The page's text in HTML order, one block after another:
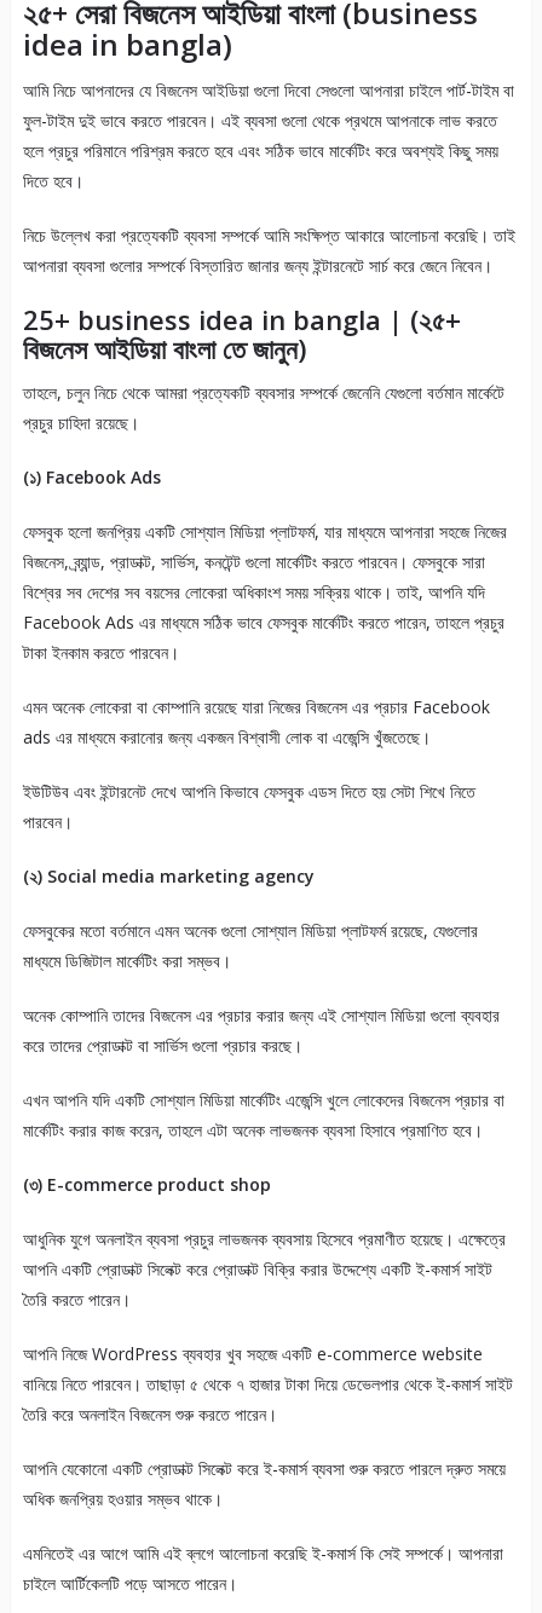
২৫+ সেরা বিজনেস আইডিয়া বাংলা (business
idea in bangla)
আমি নিচে আপনাদের যে বিজনেস আইডিয়া গুলো দিবো সেগুলো আপনারা চাইলে পার্ট-টাইম বা
ফুল-টাইম দুই ভাবে করতে পারবেন। এই ব্যবসা গুলো থেকে প্রথমে আপনাকে লাভ করতে
হলে প্রচুর পরিমানে পরিশ্রম করতে হবে এবং সঠিক ভাবে মার্কেটিং করে অবশ্যই কিছু সময়
দিতে হবে।
নিচে উল্লেখ করা প্রত্যেকটি ব্যবসা সম্পর্কে আমি সংক্ষিপ্ত আকারে আলোচনা করেছি। তাই
আপনারা ব্যবসা গুলোর সম্পর্কে বিস্তারিত জানার জন্য ইন্টারনেটে সার্চ করে জেনে নিবেন।
25+ business idea in bangla | (২৫+
বিজনেস আইডিয়া বাংলা তে জানুন)
তাহলে, চলুন নিচে থেকে আমরা প্রত্যেকটি ব্যবসার সম্পর্কে জেনেনি যেগুলো বর্তমান মার্কেটে
প্রচুর চাহিদা রয়েছে।
(১) Facebook Ads
ফেসবুক হলো জনপ্রিয় একটি সোশ্যাল মিডিয়া প্লাটফর্ম, যার মাধ্যমে আপনারা সহজে নিজের
বিজনেস, ব্র্যান্ড, প্রাডাক্ট, সার্ভিস, কনটেন্ট গুলো মার্কেটিং করতে পারবেন। ফেসবুকে সারা
বিশ্বের সব দেশের সব বয়সের লোকেরা অধিকাংশ সময় সক্রিয় থাকে। তাই, আপনি যদি
Facebook Ads এর মাধ্যমে সঠিক ভাবে ফেসবুক মার্কেটিং করতে পারেন, তাহলে প্রচুর
টাকা ইনকাম করতে পারবেন।
এমন অনেক লোকেরা বা কোম্পানি রয়েছে যারা নিজের বিজনেস এর প্রচার Facebook
ads এর মাধ্যমে করানোর জন্য একজন বিশ্বাসী লোক বা এজেন্সি খুঁজতেছে।
ইউটিউব এবং ইন্টারনেট দেখে আপনি কিভাবে ফেসবুক এডস দিতে হয় সেটা শিখে নিতে
পারবেন।
(২) Social media marketing agency
ফেসবুকের মতো বর্তমানে এমন অনেক গুলো সোশ্যাল মিডিয়া প্লাটফর্ম রয়েছে, যেগুলোর
মাধ্যমে ডিজিটাল মার্কেটিং করা সম্ভব।
অনেক কোম্পানি তাদের বিজনেস এর প্রচার করার জন্য এই সোশ্যাল মিডিয়া গুলো ব্যবহার
করে তাদের প্রোডাক্ট বা সার্ভিস গুলো প্রচার করছে।
এখন আপনি যদি একটি সোশ্যাল মিডিয়া মার্কেটিং এজেন্সি খুলে লোকেদের বিজনেস প্রচার বা
মার্কেটিং করার কাজ করেন, তাহলে এটা অনেক লাভজনক ব্যবসা হিসাবে প্রমাণিত হবে।
(৩) E-commerce product shop
আধুনিক যুগে অনলাইন ব্যবসা প্রচুর লাভজনক ব্যবসায় হিসেবে প্রমাণীত হয়েছে। এক্ষেত্রে
আপনি একটি প্রোডাক্ট সিলেক্ট করে প্রোডাক্ট বিক্রি করার উদ্দেশ্যে একটি ই-কমার্স সাইট
তৈরি করতে পারেন।
আপনি নিজে WordPress ব্যবহার খুব সহজে একটি e-commerce website
বানিয়ে নিতে পারবেন। তাছাড়া ৫ থেকে ৭ হাজার টাকা দিয়ে ডেভেলপার থেকে ই-কমার্স সাইট
তৈরি করে অনলাইন বিজনেস শুরু করতে পারেন।
আপনি যেকোনো একটি প্রোডাক্ট সিলেক্ট করে ই-কমার্স ব্যবসা শুরু করতে পারলে দ্রুত সময়ে
অধিক জনপ্রিয় হওয়ার সম্ভব থাকে।
এমনিতেই এর আগে আমি এই ব্লগে আলোচনা করেছি ই-কমার্স কি সেই সম্পর্কে। আপনারা
চাইলে আর্টিকেলটি পড়ে আসতে পারেন।